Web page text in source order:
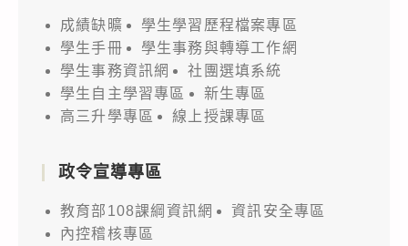
成績缺曠
學生學習歷程檔案專區
學生手冊
學生事務與轉導工作網
學生事務資訊網
社團選填系統
學生自主學習專區
新生專區
高三升學專區
線上授課專區
政令宣導專區
教育部108課綱資訊網
資訊安全專區
內控稽核專區